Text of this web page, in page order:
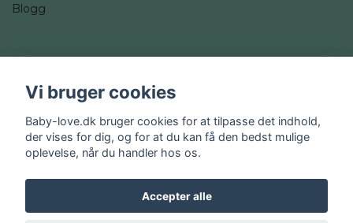
Blogg
Instagram
Vi bruger cookies
Baby-love.dk bruger cookies for at tilpasse det indhold,
der vises for dig, og for at du kan få den bedst mulige
oplevelse, når du handler hos os.
Accepter alle